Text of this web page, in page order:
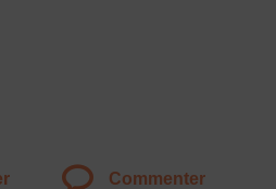
Commenter